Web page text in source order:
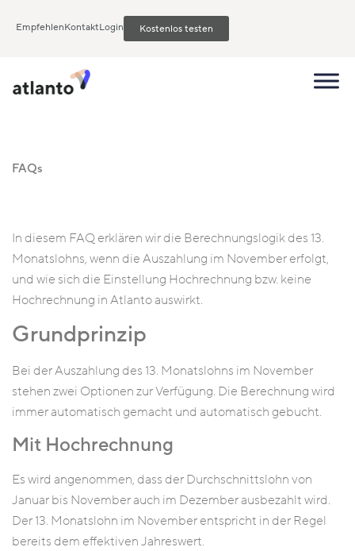
EmpfehlenKontaktLogin Kostenlos testen
FAQs
In diesem FAQ erklären wir die Berechnungslogik des 13.
Monatslohns, wenn die Auszahlung im November erfolgt,
und wie sich die Einstellung Hochrechnung bzw. keine
Hochrechnung in Atlanto auswirkt.
Grundprinzip
Bei der Auszahlung des 13. Monatslohns im November
stehen zwei Optionen zur Verfügung. Die Berechnung wird
immer automatisch gemacht und automatisch gebucht.
Mit Hochrechnung
Es wird angenommen, dass der Durchschnittslohn von
Januar bis November auch im Dezember ausbezahlt wird.
Der 13. Monatslohn im November entspricht in der Regel
bereits dem effektiven Jahreswert.